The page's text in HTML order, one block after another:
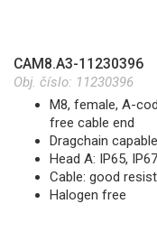
CAM8.A3-11230396
Obj. číslo: 11230396
M8, female, A-
free cable end
Dragchain capable
Head A: IP65, IP67
Cable: good
Halogen free